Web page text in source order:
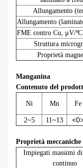
Allungamento
Allungamento
FME contro Cu, μV/ºC
Struttura
Proprietà
Manganina
Contenuto del
Ni Mn Fe
2~5
11~13
Proprietà meccaniche
Impiegati massimi
continuo